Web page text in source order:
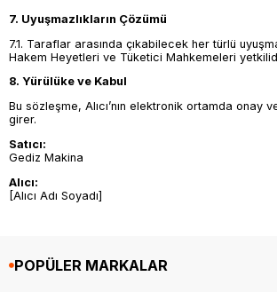
7. Uyuşmazlıkların Çözümü
7.1. Taraflar arasında çıkabilecek her türlü
Hakem Heyetleri ve Tüketici Mahkemeleri
8. Yürülüke ve Kabul
Bu sözleşme, Alıcı’nın elektronik ortamda onay
girer.
Satıcı:
Gediz Makina
Alıcı:
[Alıcı Adı Soyadı]
POPÜLER MARKALAR